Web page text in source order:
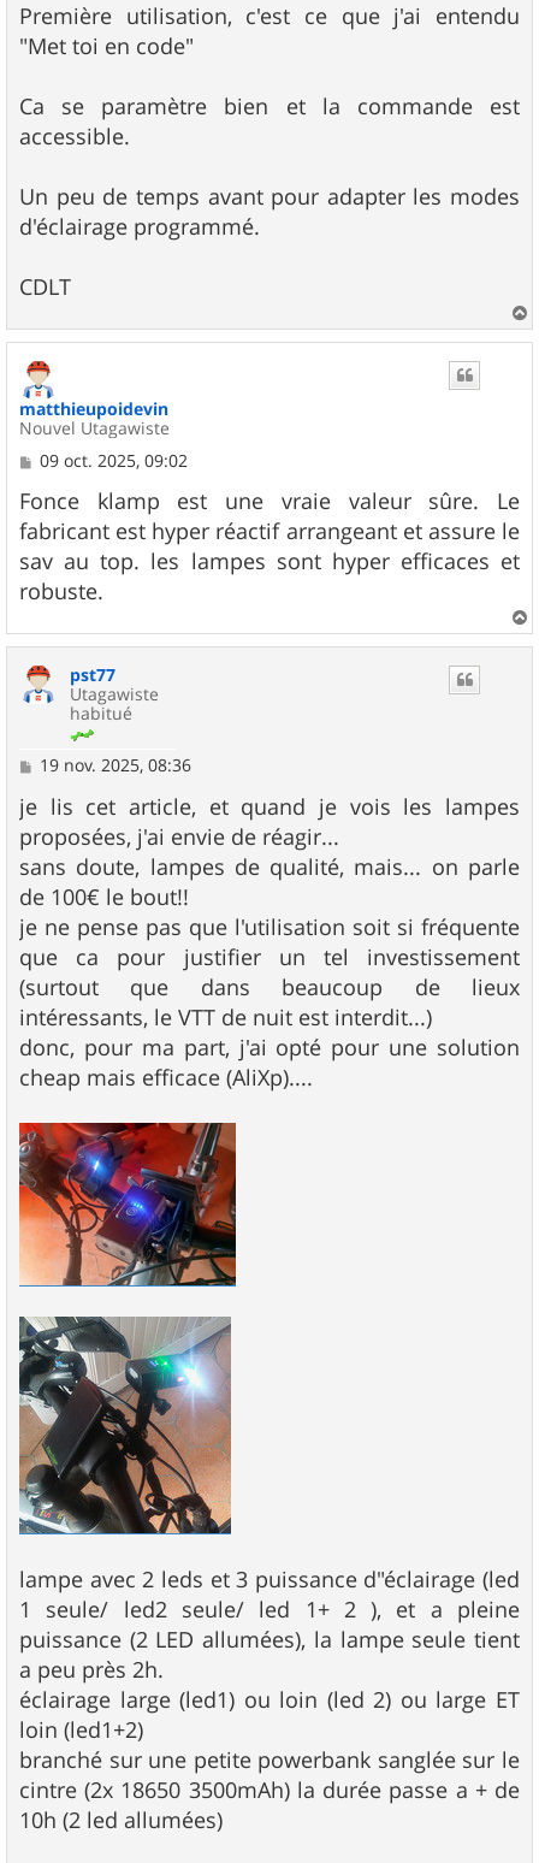
Première utilisation, c'est ce que j'ai entendu
"Met toi en code"
Ca se paramètre bien et la commande est
accessible.
Un peu de temps avant pour adapter les modes
d'éclairage programmé.
CDLT
a
matthieupoidevin
Nouvel Utagawiste
M
s
s
a
g
e
09 oct. 2025, 09:02
Fonce klamp est une vraie valeur sûre. Le
fabricant est hyper réactif arrangeant et assure le
sav au top. les lampes sont hyper efficaces et
robuste.
a
pst77
Utagawiste
habitué
M
s
s
a
g
e
19 nov. 2025, 08:36
je lis cet article, et quand je vois les lampes
proposées, j'ai envie de réagir...
sans doute, lampes de qualité, mais... on parle
de 100€ le bout!!
je ne pense pas que l'utilisation soit si fréquente
que ca pour justifier un tel investissement
(surtout que dans beaucoup de lieux
intéressants, le VTT de nuit est interdit...)
donc, pour ma part, j'ai opté pour une solution
cheap mais efficace (AliXp)....
lampe avec 2 leds et 3 puissance d"éclairage (led
1 seule/ led2 seule/ led 1+ 2 ), et a pleine
puissance (2 LED allumées), la lampe seule tient
a peu près 2h.
éclairage large (led1) ou loin (led 2) ou large ET
loin (led1+2)
branché sur une petite powerbank sanglée sur le
cintre (2x 18650 3500mAh) la durée passe a + de
10h (2 led allumées)